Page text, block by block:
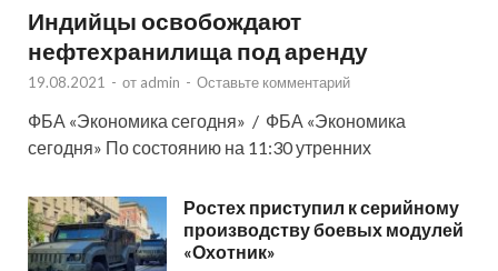
Индийцы освобождают
нефтехранилища под аренду
19.08.2021 - от admin - Оставьте комментарий
ФБА «Экономика сегодня» / ФБА «Экономика
сегодня» По состоянию на 11:30 утренних
Ростех приступил к серийному
производству боевых модулей
«Охотник»